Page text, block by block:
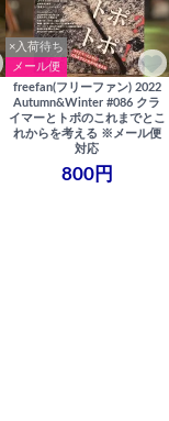
×入荷待ち
メール便
freefan(フリーファン) 2022
Autumn&Winter #086 クラ
イマーとトポのこれまでとこ
れからを考える ※メール便
対応
800円